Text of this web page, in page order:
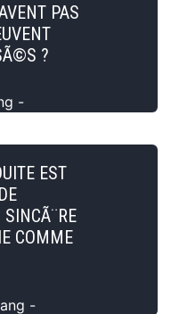
PAS
?
-
EST
COMME
-